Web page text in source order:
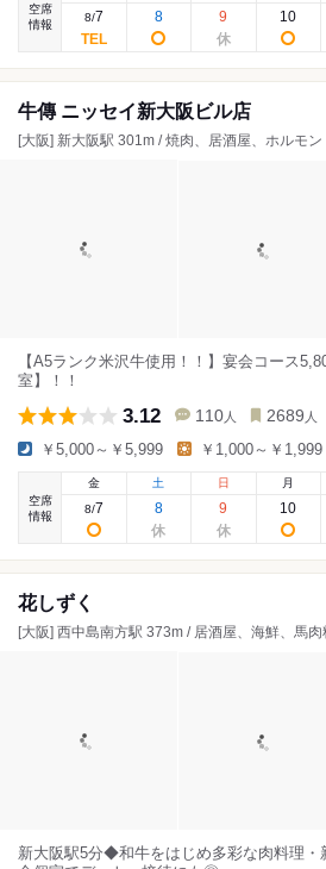
空席
情報
8/7 8 9 10
牛傳 ニッセイ新大阪ビル店
[大阪] 新大阪駅 301m / 焼肉、居酒屋、ホルモン
【A5ランク米沢牛使用！！】宴会コース
室】！！
3.12 110 人 2689 人
￥5,000～￥5,999 ￥1,000～￥1,999
空席
情報
金
8/7
土
8
日
9
月
10
花しずく
[大阪] 西中島南方駅 373m / 居酒屋、海鮮、馬肉
新大阪駅5分◆和牛をはじめ多彩な肉料理・